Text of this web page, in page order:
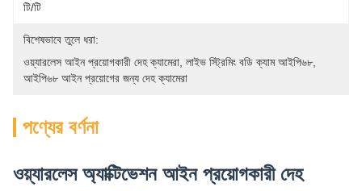
টি/টি
বিশেষভাবে তুলে ধরা:
ওয়্যারলেস আইন প্রয়োগকারী দেহ ক্যামেরা লাইভ স্ট্রিমিং বডি ক্যাম আইপি৬৮
আইপি৬৮ আইন প্রয়োগের জন্য দেহ ক্যামেরা
পণ্যের বর্ণনা
ওয়্যারলেস অ্যাক্টিভেশন আইন প্রয়োগকারী দেহ